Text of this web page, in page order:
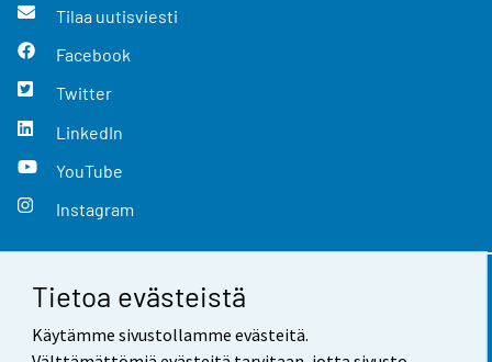
Tietoa evästeistä
Käytämme sivustollamme evästeitä.
Tilaa uutisviesti
Facebook
Twitter
LinkedIn
YouTube
Instagram
Yhteystiedot
Palaute